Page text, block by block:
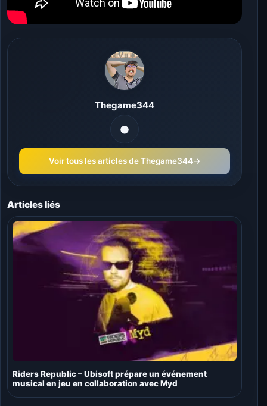
Thegame344
Voir tous les articles de Thegame344→
Articles liés
Riders Republic – Ubisoft prépare un événement
musical en jeu en collaboration avec Myd